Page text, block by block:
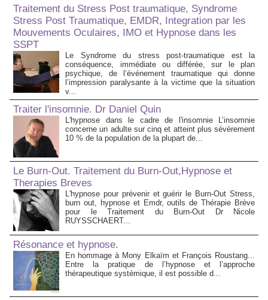
Traitement du Stress Post traumatique, Syndrome
Stress Post Traumatique, EMDR, Integration par les
Mouvements Oculaires, IMO et Hypnose dans les
SSPT
Le Syndrome du stress post-traumatique est la
conséquence, immédiate ou différée, sur le plan
psychique, de l’événement traumatique qui donne
l’impression paralysante à la victime que la situation
v...
Traiter l'insomnie. Dr Daniel Quin
L'hypnose dans le cadre de l'insomnie L’insomnie
concerne un adulte sur cinq et atteint plus sévèrement
10 % de la population de la plupart de...
Le Burn-Out. Traitement du Burn-Out,Hypnose et
Therapies Breves
L'hypnose pour prévenir et guérir le Burn-Out Stress,
burn out, hypnose et Emdr, outils de Thérapie Brève
pour le Traitement du Burn-Out Dr Nicole
RUYSSCHAERT...
Résonance et hypnose.
En hommage à Mony Elkaïm et François Roustang...
Entre la pratique de l’hypnose et l’approche
thérapeutique systémique, il est possible d...